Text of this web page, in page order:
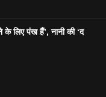
लिए पंख हैं’, नानी की ‘द